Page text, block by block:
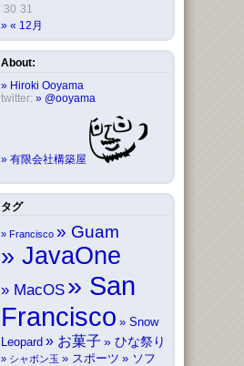
30 31
« 12月
About:
Hiroki Ooyama
twitter:
@ooyama
有限会社構築屋
タグ
Francisco Guam
JavaOne
MacOS
San
Francisco
Snow
Leopard
お菓子 ひな祭り
シャボン玉 スポーツ ソフ